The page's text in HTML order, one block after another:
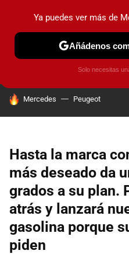
PRUEBAS INDUSTRIA
HOY SE HABLA DE
Mercedes Peugeot
Hasta la marca
más deseado da
grados a su plan.
atrás y lanzará
gasolina porque
piden
Ya puedes ver más de
Añádenos
Solo necesitas